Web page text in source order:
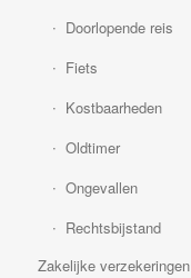
Doorlopende reis
Fiets
Kostbaarheden
Oldtimer
Ongevallen
Rechtsbijstand
Zakelijke verzekeringen